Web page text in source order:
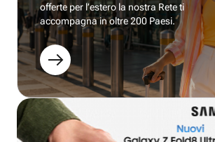
offerte per l’estero la nostra Rete ti
accompagna in oltre 200 Paesi.